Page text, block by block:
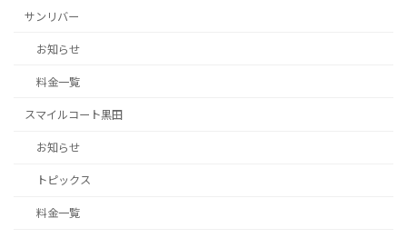
サンリバー
お知らせ
料金一覧
スマイルコート黒田
お知らせ
トピックス
料金一覧